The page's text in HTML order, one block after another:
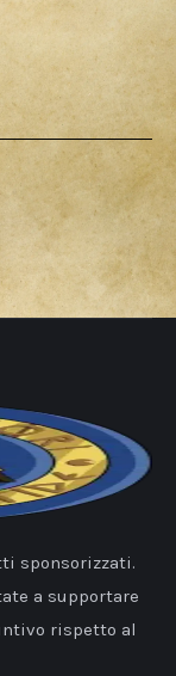
sponsorizzati.
a supportare
rispetto al